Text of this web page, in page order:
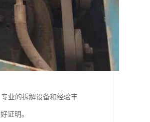
业的拆解设备和经验丰
证明。